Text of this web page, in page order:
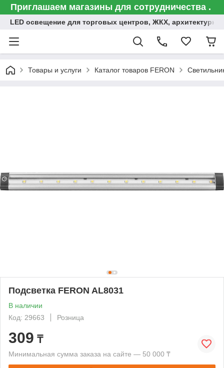
Приглашаем магазины для сотрудничества .
LED освещение для торговых центров, ЖКХ,
Товары и услуги Каталог товаров FERON
Подсветка FERON AL8031
В наличии
Код: 29663
Розница
309 ₸
Минимальная сумма заказа на сайте — 50 000 ₸